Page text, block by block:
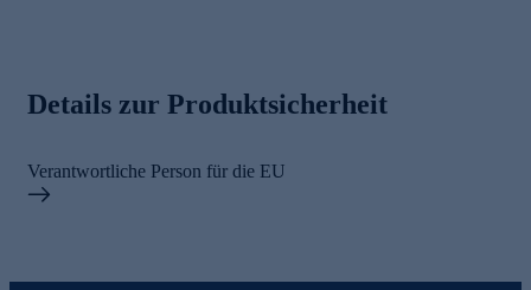
Details zur Produktsicherheit
Verantwortliche Person für die EU